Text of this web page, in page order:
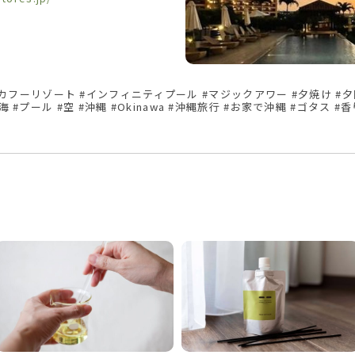
フーリゾート #インフィニティプール #マジックアワー #夕焼け #
#プール #空 #沖縄 #Okinawa #沖縄旅行 #お家で沖縄 #ゴタス #香